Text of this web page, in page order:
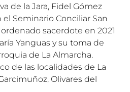
de la Jara, Fidel Gómez
Seminario Conciliar San
sacerdote en 2021
Yanguas y su toma de
de La Almarcha.
de las localidades de La
Olivares del